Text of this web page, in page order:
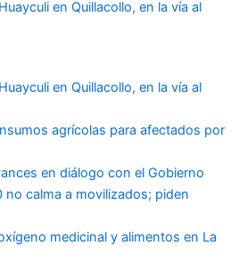
en Quillacollo, en la vía al
en Quillacollo, en la vía al
agrícolas para afectados por
en diálogo con el Gobierno
no calma a movilizados; piden
medicinal y alimentos en La